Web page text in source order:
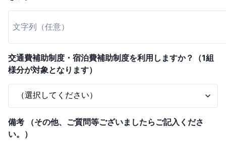
交通費補助制度・宿泊費補助制度を利用しますか？（1組
様分が対象となります）
備考 （その他、ご質問等ございましたらご記入くださ
い。）